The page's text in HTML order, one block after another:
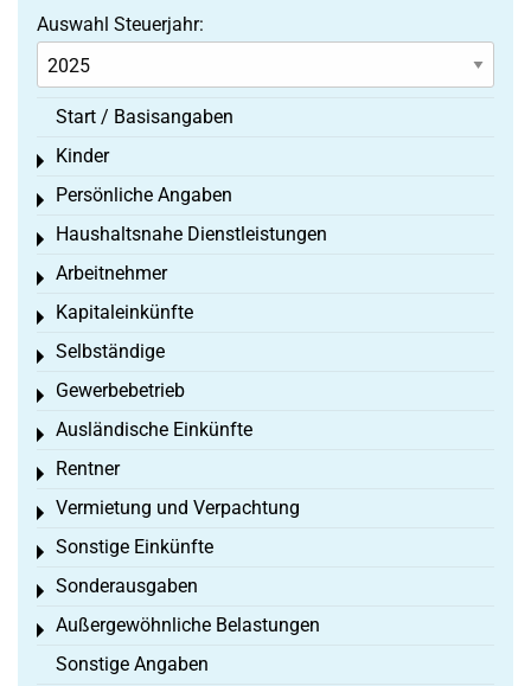
Auswahl Steuerjahr:
Start / Basisangaben
Kinder
Toggle menu
Persönliche Angaben
Toggle menu
Haushaltsnahe Dienstleistungen
Toggle menu
Arbeitnehmer
Toggle menu
Kapitaleinkünfte
Toggle menu
Selbständige
Toggle menu
Gewerbebetrieb
Toggle menu
Ausländische Einkünfte
Toggle menu
Rentner
Toggle menu
Vermietung und Verpachtung
Toggle menu
Sonstige Einkünfte
Toggle menu
Sonderausgaben
Toggle menu
Außergewöhnliche Belastungen
Toggle menu
Sonstige Angaben